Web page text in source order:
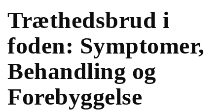
Træthedsbrud i
foden: Symptomer,
Behandling og
Forebyggelse